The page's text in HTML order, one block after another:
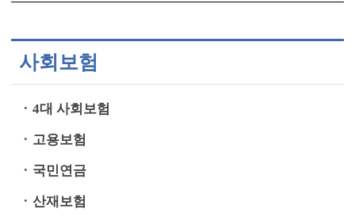
사회보험
4대 사회보험
고용보험
국민연금
산재보험